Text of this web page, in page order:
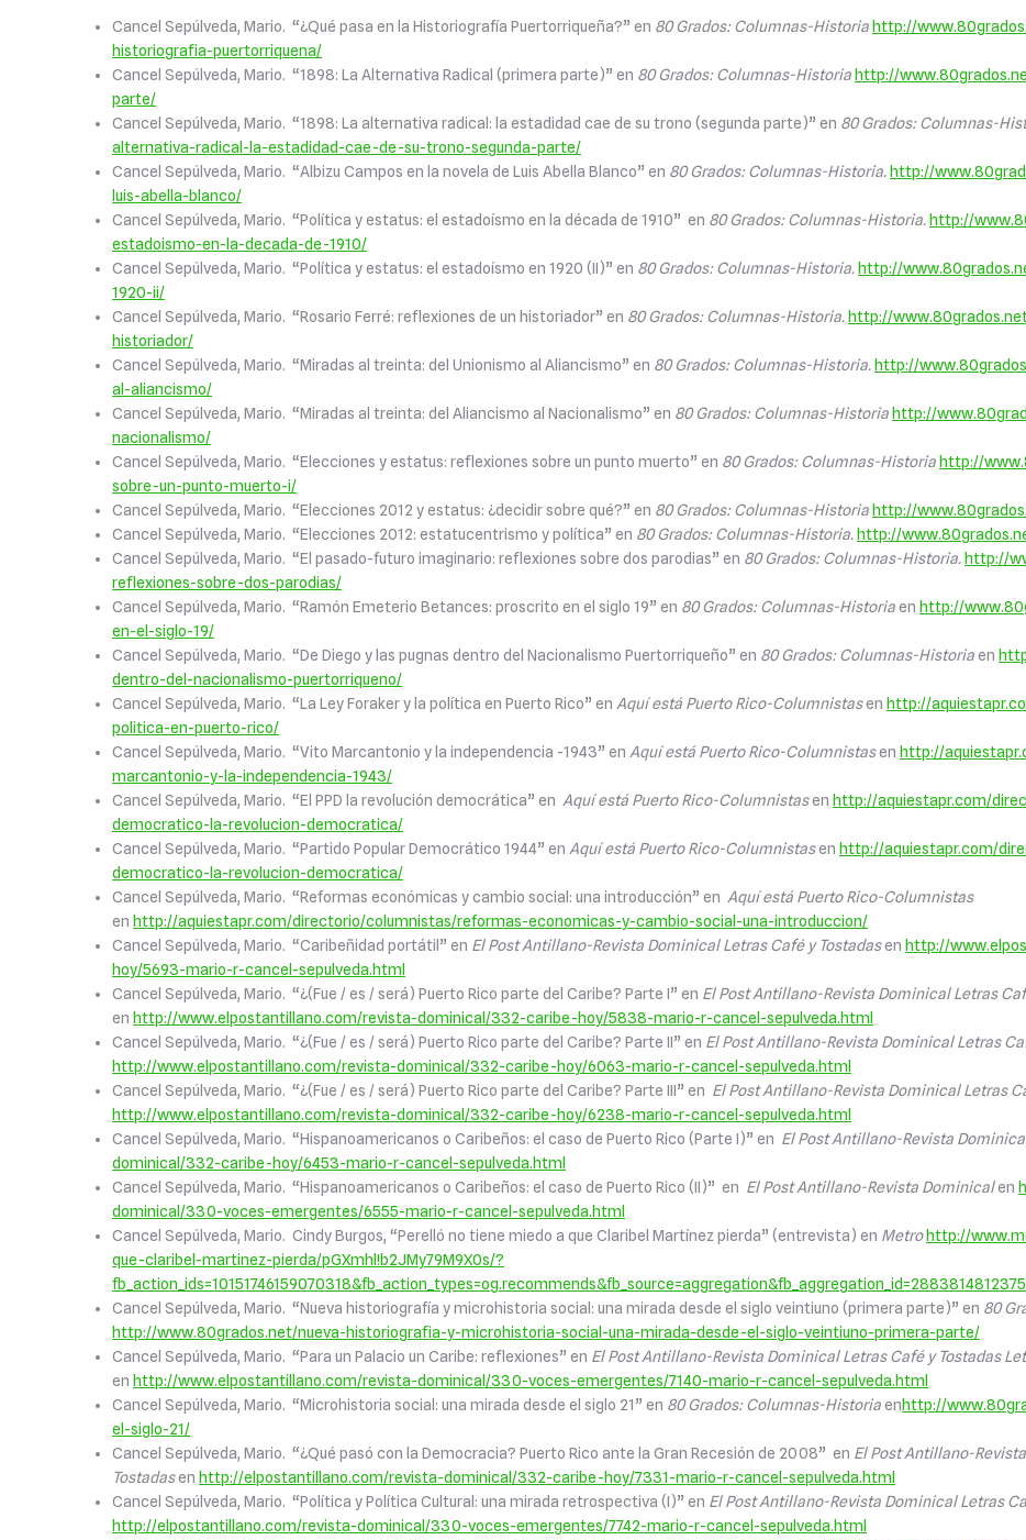
Cancel Sepúlveda, Mario. “¿Qué pasa en la Historiografía Puertorriqueña?” en 80 Grados: Columnas-Historia http://
historiografia-puertorriquena/
Cancel Sepúlveda, Mario. “1898: La Alternativa Radical (primera parte)” en 80 Grados: Columnas-Historia http://
parte/
Cancel Sepúlveda, Mario. “1898: La alternativa radical: la estadidad cae de su trono (segunda parte)” en 80 Grados: Columnas-
alternativa-radical-la-estadidad-cae-de-su-trono-segunda-parte/
Cancel Sepúlveda, Mario. “Albizu Campos en la novela de Luis Abella Blanco” en 80 Grados: Columnas-Historia. http://
luis-abella-blanco/
Cancel Sepúlveda, Mario. “Política y estatus: el estadoísmo en la década de 1910” en 80 Grados: Columnas-Historia. http://
estadoismo-en-la-decada-de-1910/
Cancel Sepúlveda, Mario. “Política y estatus: el estadoísmo en 1920 (II)” en 80 Grados: Columnas-Historia. http://
1920-ii/
Cancel Sepúlveda, Mario. “Rosario Ferré: reflexiones de un historiador” en 80 Grados: Columnas-Historia. http://
historiador/
Cancel Sepúlveda, Mario. “Miradas al treinta: del Unionismo al Aliancismo” en 80 Grados: Columnas-Historia. http://
al-aliancismo/
Cancel Sepúlveda, Mario. “Miradas al treinta: del Aliancismo al Nacionalismo” en 80 Grados: Columnas-Historia http://
nacionalismo/
Cancel Sepúlveda, Mario. “Elecciones y estatus: reflexiones sobre un punto muerto” en 80 Grados: Columnas-Historia http://
sobre-un-punto-muerto-i/
Cancel Sepúlveda, Mario. “Elecciones 2012 y estatus: ¿decidir sobre qué?” en 80 Grados: Columnas-Historia http://
Cancel Sepúlveda, Mario. “Elecciones 2012: estatucentrismo y política” en 80 Grados: Columnas-Historia. http://
Cancel Sepúlveda, Mario. “El pasado-futuro imaginario: reflexiones sobre dos parodias” en 80 Grados: Columnas-Historia. http://
reflexiones-sobre-dos-parodias/
Cancel Sepúlveda, Mario. “Ramón Emeterio Betances: proscrito en el siglo 19” en 80 Grados: Columnas-Historiaen http://
en-el-siglo-19/
Cancel Sepúlveda, Mario. “De Diego y las pugnas dentro del Nacionalismo Puertorriqueño” en 80 Grados: Columnas-Historiaen
dentro-del-nacionalismo-puertorriqueno/
Cancel Sepúlveda, Mario. “La Ley Foraker y la política en Puerto Rico” en Aquí está Puerto Rico-Columnistasen http://
politica-en-puerto-rico/
Cancel Sepúlveda, Mario. “Vito Marcantonio y la independencia -1943” en Aquí está Puerto Rico-Columnistasen http://
marcantonio-y-la-independencia-1943/
Cancel Sepúlveda, Mario. “El PPD la revolución democrática” en Aquí está Puerto Rico-Columnistasen http://aquiestapr.com/
democratico-la-revolucion-democratica/
Cancel Sepúlveda, Mario. “Partido Popular Democrático 1944” en Aquí está Puerto Rico-Columnistasen http://aquiestapr.com/
democratico-la-revolucion-democratica/
Cancel Sepúlveda, Mario. “Reformas económicas y cambio social: una introducción” en Aquí está Puerto Rico-Columnistas
en http://aquiestapr.com/directorio/columnistas/reformas-economicas-y-cambio-social-una-introduccion/
Cancel Sepúlveda, Mario. “Caribeñidad portátil” en El Post Antillano-Revista Dominical Letras Café y Tostadasen http://
hoy/5693-mario-r-cancel-sepulveda.html
Cancel Sepúlveda, Mario. “¿(Fue / es / será) Puerto Rico parte del Caribe? Parte I” en El Post Antillano-Revista Dominical Letras
en http://www.elpostantillano.com/revista-dominical/332-caribe-hoy/5838-mario-r-cancel-sepulveda.html
Cancel Sepúlveda, Mario. “¿(Fue / es / será) Puerto Rico parte del Caribe? Parte II” en El Post Antillano-Revista Dominical Letras
http://www.elpostantillano.com/revista-dominical/332-caribe-hoy/6063-mario-r-cancel-sepulveda.html
Cancel Sepúlveda, Mario. “¿(Fue / es / será) Puerto Rico parte del Caribe? Parte III” en El Post Antillano-Revista Dominical Letras
http://www.elpostantillano.com/revista-dominical/332-caribe-hoy/6238-mario-r-cancel-sepulveda.html
Cancel Sepúlveda, Mario. “Hispanoamericanos o Caribeños: el caso de Puerto Rico (Parte I)” en El Post Antillano-Revista
dominical/332-caribe-hoy/6453-mario-r-cancel-sepulveda.html
Cancel Sepúlveda, Mario. “Hispanoamericanos o Caribeños: el caso de Puerto Rico (II)” en El Post Antillano-Revista Dominicalen
dominical/330-voces-emergentes/6555-mario-r-cancel-sepulveda.html
Cancel Sepúlveda, Mario. Cindy Burgos, “Perelló no tiene miedo a que Claribel Martínez pierda” (entrevista) en Metro http://
que-claribel-martinez-pierda/pGXmhl!b2JMy79M9X0s/?
Cancel Sepúlveda, Mario. “Nueva historiografía y microhistoria social: una mirada desde el siglo veintiuno (primera parte)” en 80
http://www.80grados.net/nueva-historiografia-y-microhistoria-social-una-mirada-desde-el-siglo-veintiuno-primera-parte/
Cancel Sepúlveda, Mario. “Para un Palacio un Caribe: reflexiones” en El Post Antillano-Revista Dominical Letras Café y Tostadas
en http://www.elpostantillano.com/revista-dominical/330-voces-emergentes/7140-mario-r-cancel-sepulveda.html
Cancel Sepúlveda, Mario. “Microhistoria social: una mirada desde el siglo 21” en 80 Grados: Columnas-Historiaenhttp://
el-siglo-21/
Cancel Sepúlveda, Mario. “¿Qué pasó con la Democracia? Puerto Rico ante la Gran Recesión de 2008” en El Post Antillano-
Tostadasen http://elpostantillano.com/revista-dominical/332-caribe-hoy/7331-mario-r-cancel-sepulveda.html
Cancel Sepúlveda, Mario. “Política y Política Cultural: una mirada retrospectiva (I)” en El Post Antillano-Revista Dominical Letras
http://elpostantillano.com/revista-dominical/330-voces-emergentes/7742-mario-r-cancel-sepulveda.html